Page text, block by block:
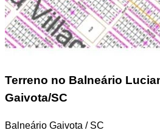
Terreno no Balneário
Gaivota/SC
Balneário Gaivota / SC